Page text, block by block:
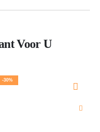
Voor U
-30%